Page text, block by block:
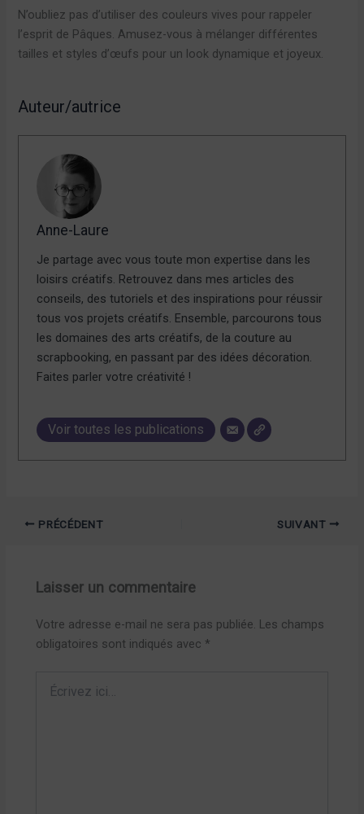
N’oubliez pas d’utiliser des couleurs vives pour rappeler
l’esprit de Pâques. Amusez-vous à mélanger différentes
tailles et styles d’œufs pour un look dynamique et joyeux.
Auteur/autrice
Anne-Laure
Je partage avec vous toute mon expertise dans les
loisirs créatifs. Retrouvez dans mes articles des
conseils, des tutoriels et des inspirations pour réussir
tous vos projets créatifs. Ensemble, parcourons tous
les domaines des arts créatifs, de la couture au
scrapbooking, en passant par des idées décoration.
Faites parler votre créativité !
Voir toutes les publications
PRÉCÉDENT SUIVANT
Laisser un commentaire
Votre adresse e-mail ne sera pas publiée. Les champs
obligatoires sont indiqués avec *
ici…